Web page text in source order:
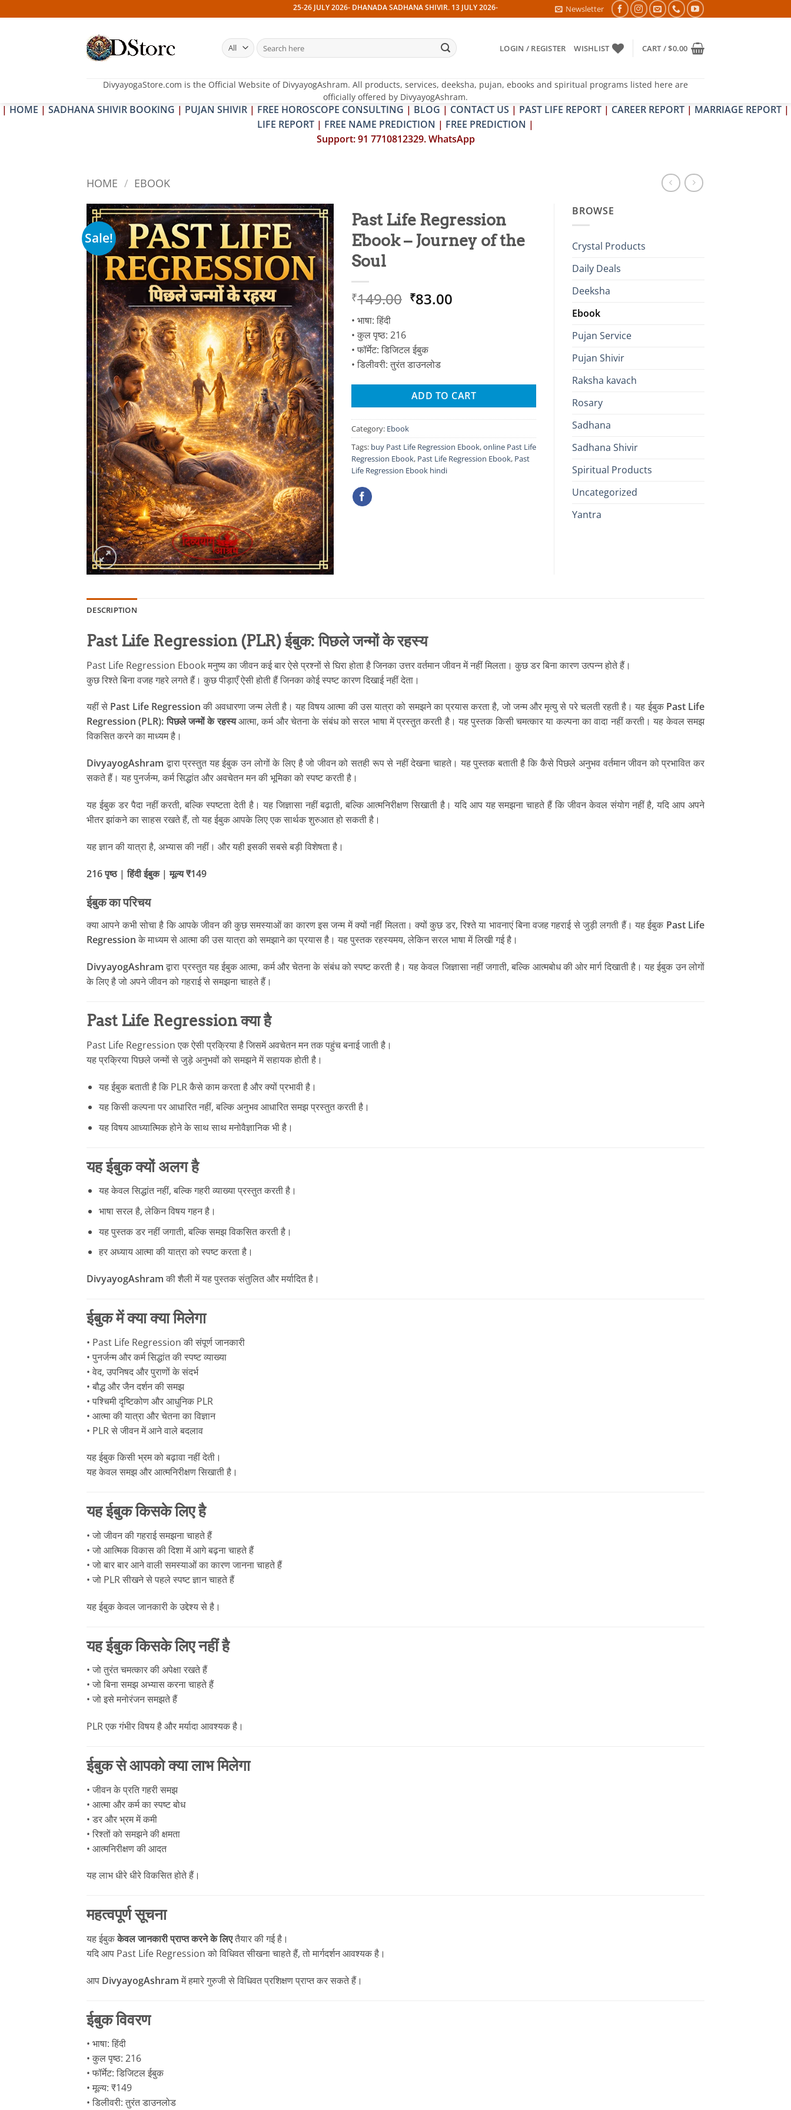
to
25-26 JULY 2026- DHANADA SADHANA SHIVIR. 13 JULY 2026- PITRA & SHRAPIT DOSH NIVARAN PUJAN SHIVIR (AMAVASYA)
Newsletter
Search
for:
LOGIN / REGISTER WISHLIST CART /$0.00
DivyayogaStore.com is the Official Website of DivyayogAshram. All products, services, deeksha, pujan, ebooks and spiritual programs listed here are
officially offered by DivyayogAshram.
| HOME | SADHANA SHIVIR BOOKING | PUJAN SHIVIR | FREE HOROSCOPE CONSULTING | BLOG | CONTACT US | PAST LIFE REPORT | CAREER REPORT | MARRIAGE REPORT |
LIFE REPORT | FREE NAME PREDICTION | FREE PREDICTION |
Support: 91 7710812329. WhatsApp
HOME / EBOOK
Sale!
Add to
wishlist
Past Life Regression
Ebook – Journey of the
Soul
₹149.00 Original
₹149.00.
₹83.00
• भाषा: हिंदी
• कुल पृष्ठ: 216
• फॉर्मेट: डिजिटल ईबुक
• डिलीवरी: तुरंत डाउनलोड
ADD TO CART
Category: Ebook
Tags: buy Past Life Regression Ebook,online Past Life
Regression Ebook, Past Life Regression Ebook, Past
Life Regression Ebook hindi
BROWSE
Crystal Products
Daily Deals
Deeksha
Ebook
Pujan Service
Pujan Shivir
Raksha kavach
Rosary
Sadhana
Sadhana Shivir
Spiritual Products
Uncategorized
Yantra
DESCRIPTION
Past Life Regression (PLR) ईबुक: पिछले जन्मों के रहस्य
Past Life Regression Ebook मनुष्य का जीवन कई बार ऐसे प्रश्नों से घिरा होता है जिनका उत्तर वर्तमान जीवन में नहीं मिलता। कुछ डर बिना कारण उत्पन्न होते हैं।
कुछ रिश्ते बिना वजह गहरे लगते हैं। कुछ पीड़ाएँ ऐसी होती हैं जिनका कोई स्पष्ट कारण दिखाई नहीं देता।
यहीं से Past Life Regression की अवधारणा जन्म लेती है। यह विषय आत्मा की उस यात्रा को समझने का प्रयास करता है, जो जन्म और मृत्यु से परे चलती रहती है। यह ईबुक Past Life
Regression (PLR): पिछले जन्मों के रहस्यआत्मा, कर्म और चेतना के संबंध को सरल भाषा में प्रस्तुत करती है। यह पुस्तक किसी चमत्कार या कल्पना का वादा नहीं करती। यह केवल समझ
विकसित करने का माध्यम है।
DivyayogAshram द्वारा प्रस्तुत यह ईबुक उन लोगों के लिए है जो जीवन को सतही रूप से नहीं देखना चाहते। यह पुस्तक बताती है कि कैसे पिछले अनुभव वर्तमान जीवन को प्रभावित कर
सकते हैं। यह पुनर्जन्म, कर्म सिद्धांत और अवचेतन मन की भूमिका को स्पष्ट करती है।
यह ईबुक डर पैदा नहीं करती, बल्कि स्पष्टता देती है। यह जिज्ञासा नहीं बढ़ाती, बल्कि आत्मनिरीक्षण सिखाती है। यदि आप यह समझना चाहते हैं कि जीवन केवल संयोग नहीं है, यदि आप अपने
भीतर झांकने का साहस रखते हैं, तो यह ईबुक आपके लिए एक सार्थक शुरुआत हो सकती है।
यह ज्ञान की यात्रा है, अभ्यास की नहीं। और यही इसकी सबसे बड़ी विशेषता है।
216 पृष्ठ | हिंदी ईबुक | मूल्य ₹149
ईबुक का परिचय
क्या आपने कभी सोचा है कि आपके जीवन की कुछ समस्याओं का कारण इस जन्म में क्यों नहीं मिलता। क्यों कुछ डर, रिश्ते या भावनाएं बिना वजह गहराई से जुड़ी लगती हैं। यह ईबुक Past Life
Regression के माध्यम से आत्मा की उस यात्रा को समझाने का प्रयास है। यह पुस्तक रहस्यमय, लेकिन सरल भाषा में लिखी गई है।
DivyayogAshram द्वारा प्रस्तुत यह ईबुक आत्मा, कर्म और चेतना के संबंध को स्पष्ट करती है। यह केवल जिज्ञासा नहीं जगाती, बल्कि आत्मबोध की ओर मार्ग दिखाती है। यह ईबुक उन लोगों
के लिए है जो अपने जीवन को गहराई से समझना चाहते हैं।
Past Life Regression क्या है
Past Life Regression एक ऐसी प्रक्रिया है जिसमें अवचेतन मन तक पहुंच बनाई जाती है।
यह प्रक्रिया पिछले जन्मों से जुड़े अनुभवों को समझने में सहायक होती है।
यह ईबुक बताती है कि PLR कैसे काम करता है और क्यों प्रभावी है।
यह किसी कल्पना पर आधारित नहीं, बल्कि अनुभव आधारित समझ प्रस्तुत करती है।
यह विषय आध्यात्मिक होने के साथ साथ मनोवैज्ञानिक भी है।
यह ईबुक क्यों अलग है
यह केवल सिद्धांत नहीं, बल्कि गहरी व्याख्या प्रस्तुत करती है।
भाषा सरल है, लेकिन विषय गहन है।
यह पुस्तक डर नहीं जगाती, बल्कि समझ विकसित करती है।
हर अध्याय आत्मा की यात्रा को स्पष्ट करता है।
DivyayogAshram की शैली में यह पुस्तक संतुलित और मर्यादित है।
ईबुक में क्या क्या मिलेगा
• Past Life Regression की संपूर्ण जानकारी
• पुनर्जन्म और कर्म सिद्धांत की स्पष्ट व्याख्या
• वेद, उपनिषद और पुराणों के संदर्भ
• बौद्ध और जैन दर्शन की समझ
• पश्चिमी दृष्टिकोण और आधुनिक PLR
• आत्मा की यात्रा और चेतना का विज्ञान
• PLR से जीवन में आने वाले बदलाव
यह ईबुक किसी भ्रम को बढ़ावा नहीं देती।
यह केवल समझ और आत्मनिरीक्षण सिखाती है।
यह ईबुक किसके लिए है
• जो जीवन की गहराई समझना चाहते हैं
• जो आत्मिक विकास की दिशा में आगे बढ़ना चाहते हैं
• जो बार बार आने वाली समस्याओं का कारण जानना चाहते हैं
• जो PLR सीखने से पहले स्पष्ट ज्ञान चाहते हैं
यह ईबुक केवल जानकारी के उद्देश्य से है।
यह ईबुक किसके लिए नहीं है
• जो तुरंत चमत्कार की अपेक्षा रखते हैं
• जो बिना समझ अभ्यास करना चाहते हैं
• जो इसे मनोरंजन समझते हैं
PLR एक गंभीर विषय है और मर्यादा आवश्यक है।
ईबुक से आपको क्या लाभ मिलेगा
• जीवन के प्रति गहरी समझ
• आत्मा और कर्म का स्पष्ट बोध
• डर और भ्रम में कमी
• रिश्तों को समझने की क्षमता
• आत्मनिरीक्षण की आदत
यह लाभ धीरे धीरे विकसित होते हैं।
महत्वपूर्ण सूचना
यह ईबुककेवल जानकारी प्राप्त करने के लिएतैयार की गई है।
यदि आप Past Life Regression को विधिवत सीखना चाहते हैं, तो मार्गदर्शन आवश्यक है।
आप DivyayogAshram में हमारे गुरुजी से विधिवत प्रशिक्षण प्राप्त कर सकते हैं।
ईबुक विवरण
• भाषा: हिंदी
• कुल पृष्ठ: 216
• फॉर्मेट: डिजिटल ईबुक
• मूल्य: ₹149
• डिलीवरी: तुरंत डाउनलोड